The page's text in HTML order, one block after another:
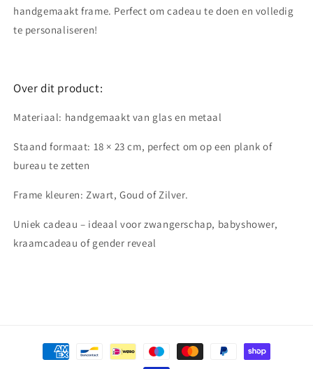
handgemaakt frame. Perfect om cadeau te doen en volledig
te personaliseren!
Over dit product:
Materiaal: handgemaakt van glas en metaal
Staand formaat: 18 × 23 cm, perfect om op een plank of
bureau te zetten
Frame kleuren: Zwart, Goud of Zilver.
Uniek cadeau – ideaal voor zwangerschap, babyshower,
kraamcadeau of gender reveal
Betaalmethoden